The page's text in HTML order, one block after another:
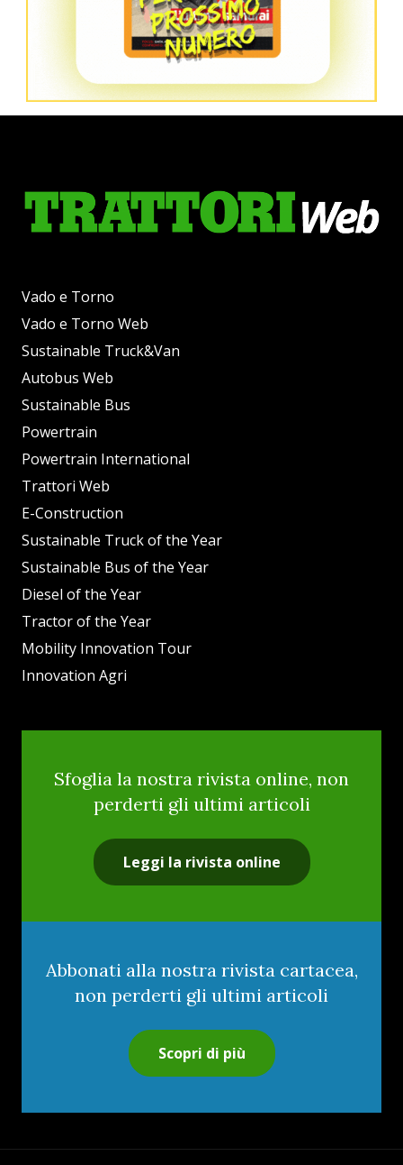
Vado e Torno
Vado e Torno Web
Sustainable Truck&Van
Autobus Web
Sustainable Bus
Powertrain
Powertrain International
Trattori Web
E-Construction
Sustainable Truck of the Year
Sustainable Bus of the Year
Diesel of the Year
Tractor of the Year
Mobility Innovation Tour
Innovation Agri
Sfoglia la nostra rivista online, non
perderti gli ultimi articoli
Leggi la rivista online
Abbonati alla nostra rivista cartacea,
non perderti gli ultimi articoli
Scopri di più